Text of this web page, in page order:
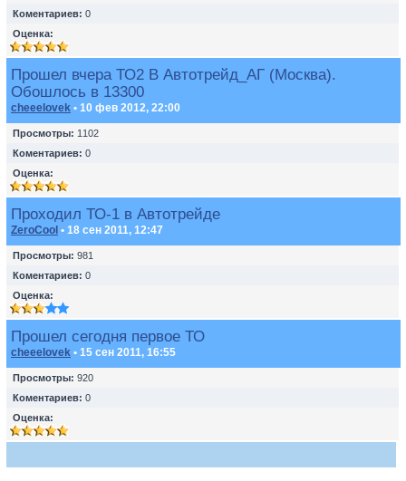
Коментариев: 0
Оценка:
Прошел вчера ТО2 В Автотрейд_АГ (Москва).
Обошлось в 13300
cheeelovek • 10 фев 2012, 22:00
Просмотры: 1102
Коментариев: 0
Оценка:
Проходил ТО-1 в Автотрейде
ZeroCool • 18 сен 2011, 12:47
Просмотры: 981
Коментариев: 0
Оценка:
Прошел сегодня первое ТО
cheeelovek • 15 сен 2011, 16:55
Просмотры: 920
Коментариев: 0
Оценка: